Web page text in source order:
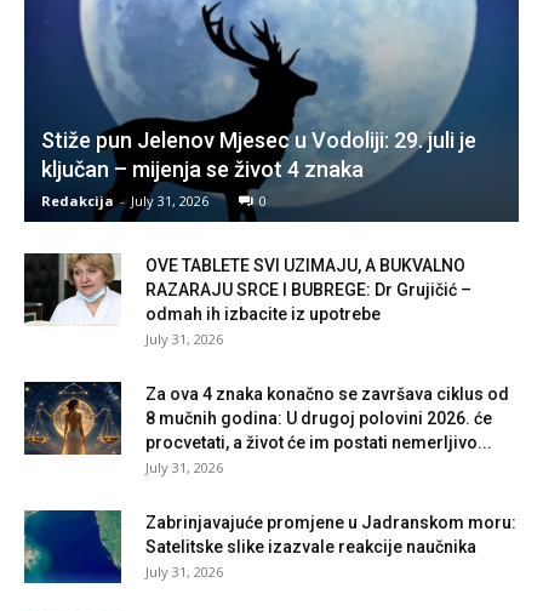
Stiže pun Jelenov Mjesec u Vodoliji: 29. juli je
ključan – mijenja se život 4 znaka
Redakcija - July 31, 2026 0
OVE TABLETE SVI UZIMAJU, A BUKVALNO
RAZARAJU SRCE I BUBREGE: Dr Grujičić –
odmah ih izbacite iz upotrebe
July 31, 2026
Za ova 4 znaka konačno se završava ciklus od
8 mučnih godina: U drugoj polovini 2026. će
procvetati, a život će im postati nemerljivo...
July 31, 2026
Zabrinjavajuće promjene u Jadranskom moru:
Satelitske slike izazvale reakcije naučnika
July 31, 2026